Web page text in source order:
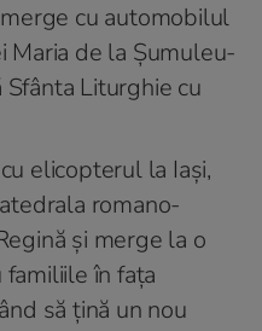
cu automobilul
Maria de la Șumuleu-
Sfânta Liturghie cu
elicopterul la Iași,
romano-
și merge la o
în fața
să țină un nou